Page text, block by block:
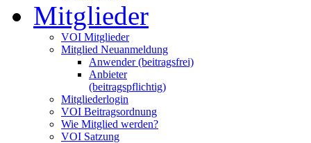
Mitglieder
VOI Mitglieder
Mitglied Neuanmeldung
Anwender (beitragsfrei)
Anbieter
(beitragspflichtig)
Mitgliederlogin
VOI Beitragsordnung
Wie Mitglied werden?
VOI Satzung